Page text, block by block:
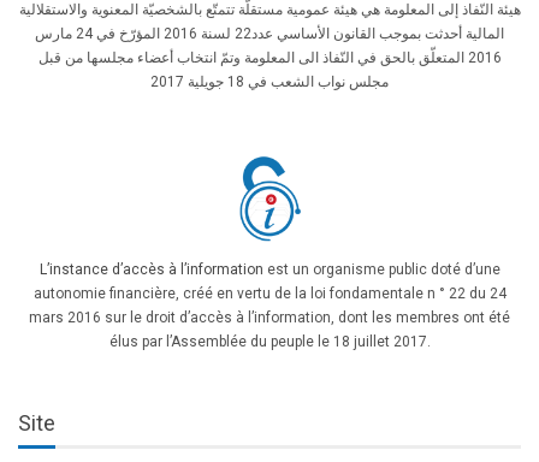
هيئة النّفاذ إلى المعلومة هي هيئة عمومية مستقلّة تتمتّع بالشخصيّة المعنوية والاستقلالية
المالية أحدثت بموجب القانون الأساسي عدد22 لسنة 2016 المؤرّخ في 24 مارس
2016 المتعلّق بالحق في النّفاذ الى المعلومة وتمّ انتخاب أعضاء مجلسها من قبل
مجلس نواب الشعب في 18 جويلية 2017
L’instance d’accès à l’information est un organisme public doté d’une
autonomie financière, créé en vertu de la loi fondamentale n ° 22 du 24
mars 2016 sur le droit d’accès à l’information, dont les membres ont été
élus par l’Assemblée du peuple le 18 juillet 2017.
Site